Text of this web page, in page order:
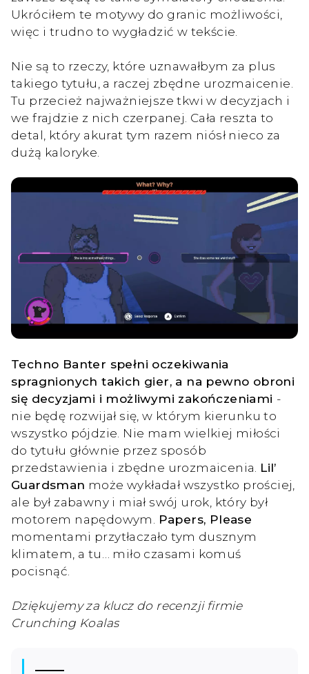
Ukróciłem te motywy do granic możliwości,
więc i trudno to wygładzić w tekście.
Nie są to rzeczy, które uznawałbym za plus
takiego tytułu, a raczej zbędne urozmaicenie.
Tu przecież najważniejsze tkwi w decyzjach i
we frajdzie z nich czerpanej. Cała reszta to
detal, który akurat tym razem niósł nieco za
dużą kaloryke.
Techno Banter spełni oczekiwania
spragnionych takich gier, a na pewno obroni
się decyzjami i możliwymi zakończeniami -
nie będę rozwijał się, w którym kierunku to
wszystko pójdzie. Nie mam wielkiej miłości
do tytułu głównie przez sposób
przedstawienia i zbędne urozmaicenia. Lil’
Guardsman może wykładał wszystko prościej,
ale był zabawny i miał swój urok, który był
motorem napędowym.
Papers, Please
momentami przytłaczało tym dusznym
klimatem, a tu… miło czasami komuś
pocisnąć.
Dziękujemy za klucz do recenzji firmie
Crunching Koalas